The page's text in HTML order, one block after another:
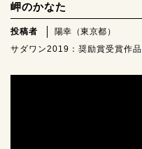
岬のかなた
投稿者
陽幸（東京都）
サダワン2019：奨励賞受賞作品